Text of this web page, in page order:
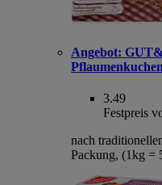
Angebot:
Pflaumenkuchen
3.49
Festpreis
nach
Packung, (1kg =